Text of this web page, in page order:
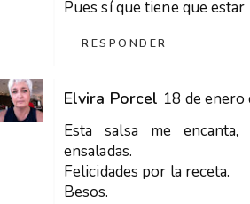
Pues sí que tiene que estar
RESPONDER
Elvira Porcel 18 de enero
Esta salsa me
ensaladas.
Felicidades por la receta.
Besos.